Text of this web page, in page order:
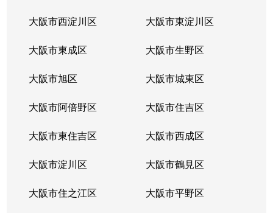
大阪市西淀川区 大阪市東淀川区
大阪市東成区 大阪市生野区
大阪市旭区 大阪市城東区
大阪市阿倍野区 大阪市住吉区
大阪市東住吉区 大阪市西成区
大阪市淀川区 大阪市鶴見区
大阪市住之江区 大阪市平野区